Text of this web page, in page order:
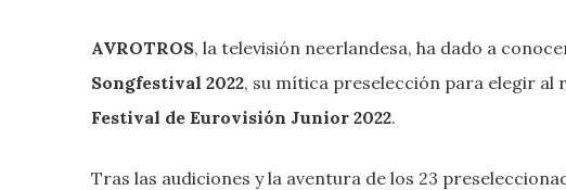
AVROTROS, la televisión neerlandesa, ha dado a
Songfestival 2022, su mítica preselección para elegir al
Festival de Eurovisión Junior 2022.
Tras las audiciones y la aventura de los 23